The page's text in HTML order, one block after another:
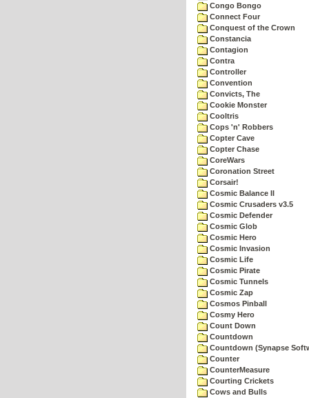
Congo Bongo
Connect Four
Conquest of the Crown
Constancia
Contagion
Contra
Controller
Convention
Convicts, The
Cookie Monster
Cooltris
Cops 'n' Robbers
Copter Cave
Copter Chase
CoreWars
Coronation Street
Corsair!
Cosmic Balance II
Cosmic Crusaders v3.5
Cosmic Defender
Cosmic Glob
Cosmic Hero
Cosmic Invasion
Cosmic Life
Cosmic Pirate
Cosmic Tunnels
Cosmic Zap
Cosmos Pinball
Cosmy Hero
Count Down
Countdown
Countdown (Synapse
Counter
CounterMeasure
Courting Crickets
Cows and Bulls